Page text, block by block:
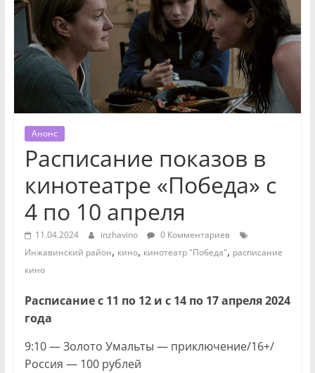
Анонс
Расписание показов в
кинотеатре «Победа» с
4 по 10 апреля
11.04.2024 inzhavino
0 Комментариев
Инжавинский район, кино, кинотеатр "Победа", расписание
кино
Расписание с 11 по 12 и с 14 по 17 апреля 2024
года
9:10 — Золото Умальты — приключение/16+/
Россия — 100 рублей